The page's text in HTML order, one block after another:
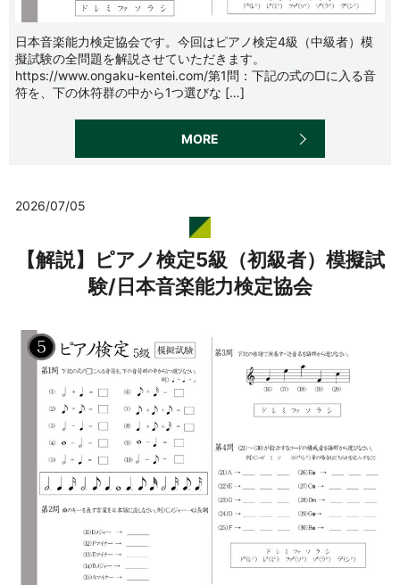
日本音楽能力検定協会です。今回はピアノ検定4級（中級者）模
擬試験の全問題を解説させていただきます。
https://www.ongaku-kentei.com/第1問：下記の式の□に入る音
符を、下の休符群の中から1つ選びな […]
MORE
2026/07/05
【解説】ピアノ検定5級（初級者）模擬試
験/日本音楽能力検定協会